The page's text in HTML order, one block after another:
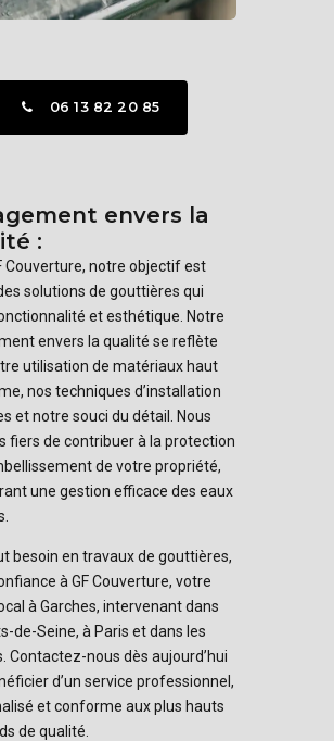
06 13 82 20 85
envers la
:
Couverture, notre objectif est
solutions de gouttières qui
et esthétique. Notre
envers la qualité se reflète
utilisation de matériaux haut
nos techniques d’installation
et notre souci du détail. Nous
fiers de contribuer à la protection
de votre propriété,
une gestion efficace des eaux
besoin en travaux de gouttières,
à GF Couverture, votre
à Garches, intervenant dans
de-Seine, à Paris et dans les
Contactez-nous dès aujourd’hui
d’un service professionnel,
et conforme aux plus hauts
de qualité.